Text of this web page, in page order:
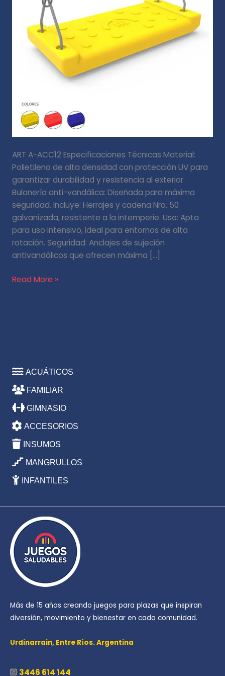
ART A-ACC12 Especificaciones Técnicas Material:
Polietileno de alta densidad con protección UV para
garantizar durabilidad y resistencia al exterior.
Bulonería anti-vandálica: Diseñada para máxima
seguridad. Incluye: Herrajes y cadena Nro. 50
galvanizada, resistente a la intemperie. Uso: Apta
para uso intensivo, ideal para entornos de alta
rotación. Seguridad: Anclajes de sujeción
antivandálicos que ofrecen máxima […]
Read More »
ACUÁTICOS
FAMILIAR
GIMNASIO
ACCESORIOS
INSUMOS
MANGRULLOS
INFANTILES
Más de 15 años creando juegos para plazas que inspiran
diversión, movimiento y bienestar en cada comunidad.
Urdinarrain, Entre Ríos. Argentina
3446 614 144